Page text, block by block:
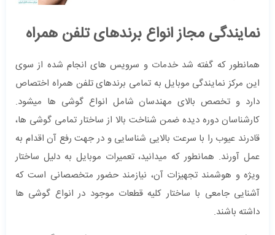
نمایندگی مجاز انواع برندهای تلفن همراه
همانطور که گفته شد خدمات و سرویس های انجام شده از سوی
این مرکز نمایندگی موبایل به تمامی برندهای تلفن همراه اختصاص
دارد و تخصص بالای مهندسان شامل انواع گوشی ها میشود.
کارشناسان دوره دیده ضمن شناخت بالا از ساختار تمامی گوشی ها،
قادرند عیوب را با سرعت بالایی شناسایی و در جهت رفع آن اقدام به
عمل آورند. همانطور که میدانید، تعمیرات موبایل به دلیل ساختار
ویژه و هوشمند تجهیزات آن، نیازمند حضور متخصصانی است که
آشنایی جامعی با ساختار کلیه قطعات موجود در انواع گوشی ها
داشته باشند.